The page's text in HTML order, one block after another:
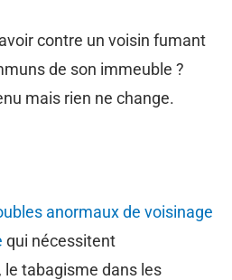
contre un voisin fumant
de son immeuble ?
mais rien ne change.
anormaux de voisinage
qui nécessitent
le tabagisme dans les